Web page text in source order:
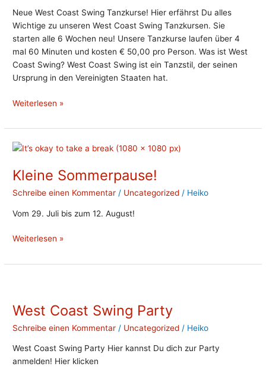
Neue West Coast Swing Tanzkurse! Hier erfährst Du alles
Wichtige zu unseren West Coast Swing Tanzkursen. Sie
starten alle 6 Wochen neu! Unsere Tanzkurse laufen über 4
mal 60 Minuten und kosten € 50,00 pro Person. Was ist West
Coast Swing? West Coast Swing ist ein Tanzstil, der seinen
Ursprung in den Vereinigten Staaten hat.
Weiterlesen »
Kleine Sommerpause!
Schreibe einen Kommentar / Uncategorized / Heiko
Vom 29. Juli bis zum 12. August!
Kleine
Weiterlesen »
West Coast Swing Party
Schreibe einen Kommentar / Uncategorized / Heiko
West Coast Swing Party Hier kannst Du dich zur Party
anmelden! Hier klicken
Swing